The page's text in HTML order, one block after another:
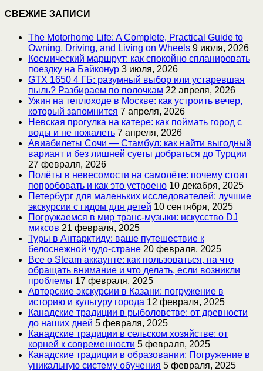
СВЕЖИЕ ЗАПИСИ
The Motorhome Life: A Complete, Practical Guide to
Owning, Driving, and Living on Wheels 9 июля, 2026
Космический маршрут: как спокойно спланировать
поездку на Байконур 3 июля, 2026
GTX 1650 4 ГБ: разумный выбор или устаревшая
пыль? Разбираем по полочкам 22 апреля, 2026
Ужин на теплоходе в Москве: как устроить вечер,
который запомнится 7 апреля, 2026
Невская прогулка на катере: как поймать город с
воды и не пожалеть 7 апреля, 2026
Авиабилеты Сочи — Стамбул: как найти выгодный
вариант и без лишней суеты добраться до Турции
27 февраля, 2026
Полёты в невесомости на самолёте: почему стоит
попробовать и как это устроено 10 декабря, 2025
Петербург для маленьких исследователей: лучшие
экскурсии с гидом для детей 10 сентября, 2025
Погружаемся в мир транс-музыки: искусство DJ
миксов 21 февраля, 2025
Туры в Антарктиду: ваше путешествие к
белоснежной чудо-стране 20 февраля, 2025
Все о Steam аккаунте: как пользоваться, на что
обращать внимание и что делать, если возникли
проблемы 17 февраля, 2025
Авторские экскурсии в Казани: погружение в
историю и культуру города 12 февраля, 2025
Канадские традиции в рыболовстве: от древности
до наших дней 5 февраля, 2025
Канадские традиции в сельском хозяйстве: от
корней к современности 5 февраля, 2025
Канадские традиции в образовании: Погружение в
уникальную систему обучения 5 февраля, 2025